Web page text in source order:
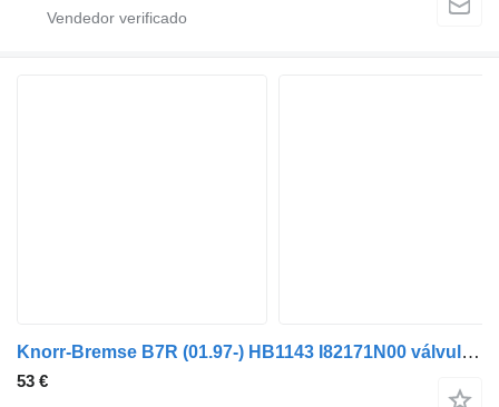
Knorr-Bremse B7R (01.97-) HB1143 I82171N00 válvula del freno de mano para Volvo B6, B7, B9, B10, B12 (1978-2011) autobús
53 €